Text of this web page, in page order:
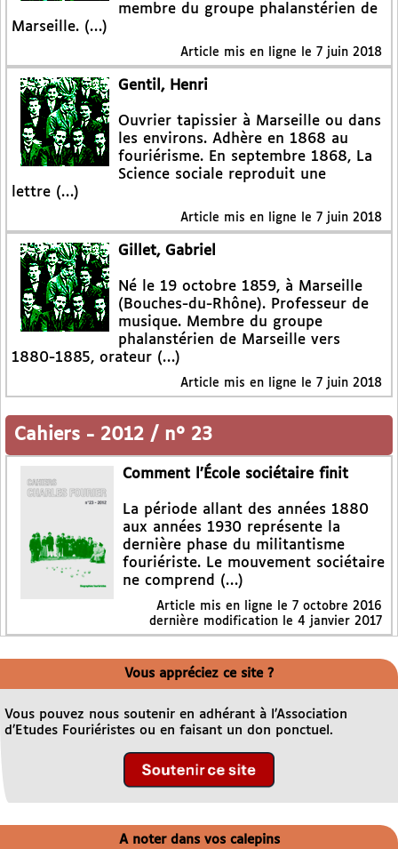
membre du groupe phalanstérien de
Marseille. (…)
Article mis en ligne le 7 juin 2018
Gentil, Henri
Ouvrier tapissier à Marseille ou dans
les environs. Adhère en 1868 au
fouriérisme. En septembre 1868, La
Science sociale reproduit une
lettre (…)
Article mis en ligne le 7 juin 2018
Gillet, Gabriel
Né le 19 octobre 1859, à Marseille
(Bouches-du-Rhône). Professeur de
musique. Membre du groupe
phalanstérien de Marseille vers
1880-1885, orateur (…)
Article mis en ligne le 7 juin 2018
Cahiers - 2012 / n° 23
Comment l’École sociétaire finit
La période allant des années 1880
aux années 1930 représente la
dernière phase du militantisme
fouriériste. Le mouvement sociétaire
ne comprend (…)
Article mis en ligne le 7 octobre 2016
dernière modification le 4 janvier 2017
Vous appréciez ce site ?
Vous pouvez nous soutenir en adhérant à l’Association
d’Etudes Fouriéristes ou en faisant un don ponctuel.
A noter dans vos calepins